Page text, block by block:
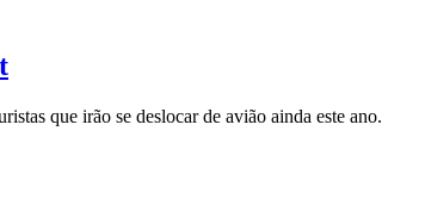
que irão se deslocar de avião ainda este ano.